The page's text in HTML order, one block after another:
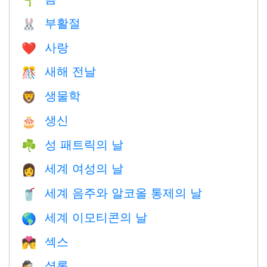
🐰 부활절
❤️️ 사랑
🎊 새해 전날
🦁 생물학
🎂 생신
☘️ 성 패트릭의 날
👩 세계 여성의 날
🥤 세계 음주와 알코올 통제의 날
🌎 세계 이모티콘의 날
💏 섹스